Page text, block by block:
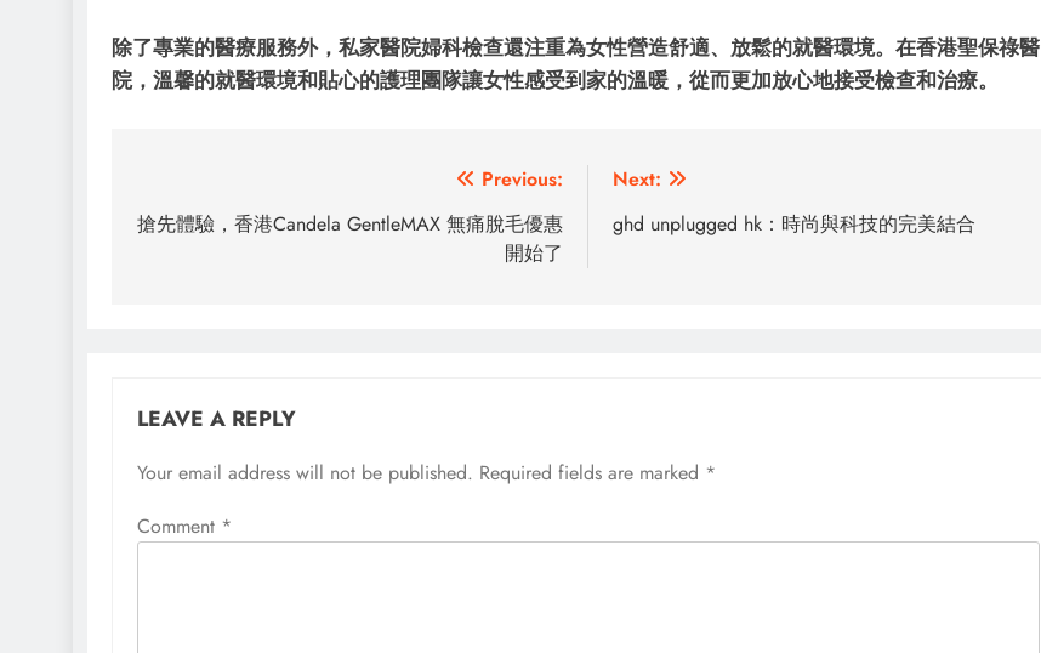
除了專業的醫療服務外，私家醫院婦科檢查還注重為女性營造舒適、放鬆的就醫環境。在香港聖保祿醫
院，溫馨的就醫環境和貼心的護理團隊讓女性感受到家的溫暖，從而更加放心地接受檢查和治療。
navigation
Previous:
搶先體驗，香港Candela GentleMAX 無痛脫毛優惠
開始了
Next:
ghd unplugged hk：時尚與科技的完美結合
LEAVE A REPLY
Your email address will not be published. Required fields are marked *
Comment *